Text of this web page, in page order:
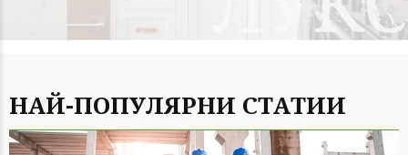
НАЙ-ПОПУЛЯРНИ СТАТИИ